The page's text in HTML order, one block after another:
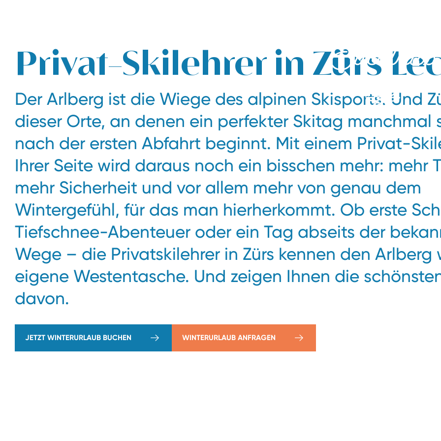
Privat-Skilehrer in Zürs
Der Arlberg ist die Wiege des alpinen Skisports. Und
dieser Orte, an denen ein perfekter Skitag manchmal
nach der ersten Abfahrt beginnt. Mit einem Privat-
Ihrer Seite wird daraus noch ein bisschen mehr: mehr
mehr Sicherheit und vor allem mehr von genau dem
Wintergefühl, für das man hierherkommt. Ob erste
Tiefschnee-Abenteuer oder ein Tag abseits der
Wege – die Privatskilehrer in Zürs kennen den Arlberg
eigene Westentasche. Und zeigen Ihnen die
davon.
JETZT WINTERURLAUB BUCHEN WINTERURLAUB ANFRAGEN